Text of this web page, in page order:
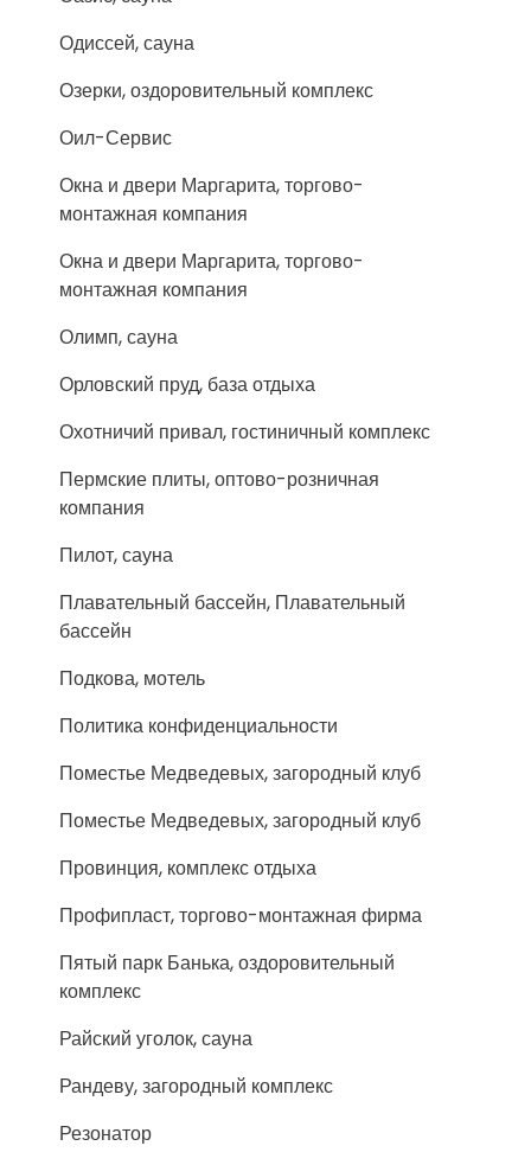
Одиссей, сауна
Озерки, оздоровительный комплекс
Оил-Сервис
Окна и двери Маргарита, торгово-
монтажная компания
Окна и двери Маргарита, торгово-
монтажная компания
Олимп, сауна
Орловский пруд, база отдыха
Охотничий привал, гостиничный комплекс
Пермские плиты, оптово-розничная
компания
Пилот, сауна
Плавательный бассейн, Плавательный
бассейн
Подкова, мотель
Политика конфиденциальности
Поместье Медведевых, загородный клуб
Поместье Медведевых, загородный клуб
Провинция, комплекс отдыха
Профипласт, торгово-монтажная фирма
Пятый парк Банька, оздоровительный
комплекс
Райский уголок, сауна
Рандеву, загородный комплекс
Резонатор